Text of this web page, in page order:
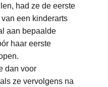
had ze de eerste
een kinderarts
aan bepaalde
haar eerste
dan voor
ze vervolgens na